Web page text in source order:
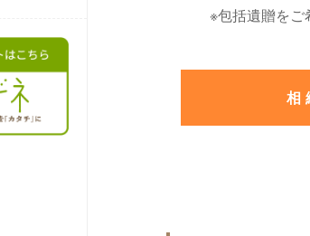
※包括遺贈をご
相